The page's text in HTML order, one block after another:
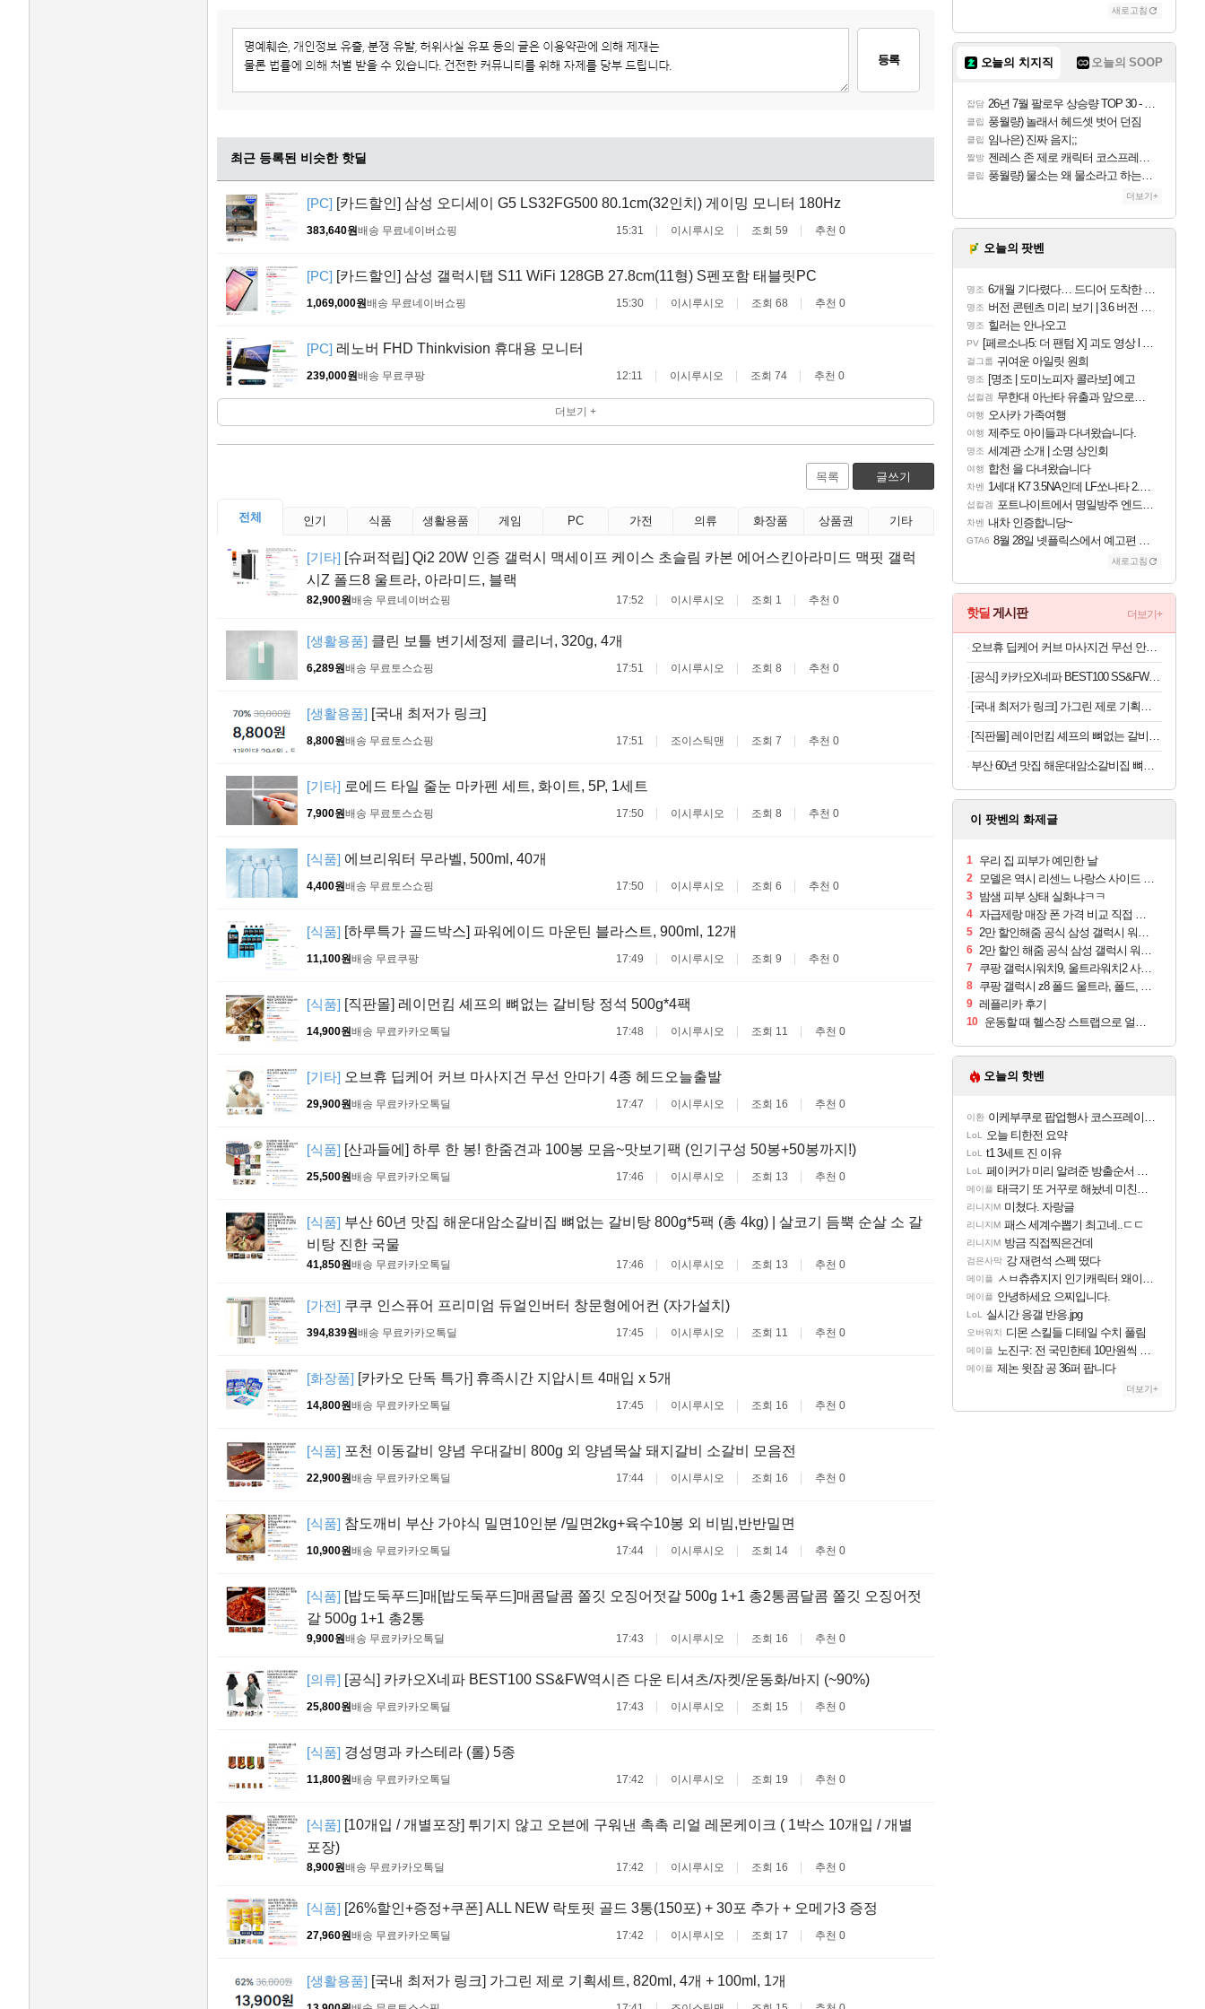
등록
최근 등록된 비슷한 핫딜
[PC] [카드할인] 삼성 오디세이 G5 LS32FG500 80.1cm(32인치) 게이밍 모니터 180Hz
383,640원배송 무료네이버쇼핑 15:31 이시루시오 조회 59 추천 0
[PC] [카드할인] 삼성 갤럭시탭 S11 WiFi 128GB 27.8cm(11형) S펜포함 태블릿PC
1,069,000원배송 무료네이버쇼핑 15:30 이시루시오 조회 68 추천 0
[PC] 레노버 FHD Thinkvision 휴대용 모니터
239,000원배송 무료쿠팡 12:11 이시루시오 조회 74 추천 0
더보기 +
목록 글쓰기
전체 인기 식품 생활용품 게임 PC 가전 의류 화장품 상품권 기타
[기타] [슈퍼적립] Qi2 20W 인증 갤럭시 맥세이프 케이스 초슬림 카본 에어스킨아라미드 맥핏 갤럭
시Z 폴드8 울트라, 아라미드, 블랙
82,900원배송 무료네이버쇼핑 17:52 이시루시오 조회 1 추천 0
[생활용품] 클린 보틀 변기세정제 클리너, 320g, 4개
6,289원배송 무료토스쇼핑 17:51 이시루시오 조회 8 추천 0
[생활용품] [국내 최저가 링크]
8,800원배송 무료토스쇼핑 17:51 조이스틱맨 조회 7 추천 0
[기타] 로에드 타일 줄눈 마카펜 세트, 화이트, 5P, 1세트
7,900원배송 무료토스쇼핑 17:50 이시루시오 조회 8 추천 0
[식품] 에브리워터 무라벨, 500ml, 40개
4,400원배송 무료토스쇼핑 17:50 이시루시오 조회 6 추천 0
[식품] [하루특가 골드박스] 파워에이드 마운틴 블라스트, 900ml, 12개
11,100원배송 무료쿠팡 17:49 이시루시오 조회 9 추천 0
[식품] [직판몰] 레이먼킴 셰프의 뼈없는 갈비탕 정석 500g*4팩
14,900원배송 무료카카오톡딜 17:48 이시루시오 조회 11 추천 0
[기타] 오브휴 딥케어 커브 마사지건 무선 안마기 4종 헤드오늘출발
29,900원배송 무료카카오톡딜 17:47 이시루시오 조회 16 추천 0
[식품] [산과들에] 하루 한 봉! 한줌견과 100봉 모음~맛보기팩 (인기구성 50봉+50봉까지!)
25,500원배송 무료카카오톡딜 17:46 이시루시오 조회 13 추천 0
[식품] 부산 60년 맛집 해운대암소갈비집 뼈없는 갈비탕 800g*5팩 (총 4kg) | 살코기 듬뿍 순살 소 갈
비탕 진한 국물
41,850원배송 무료카카오톡딜 17:46 이시루시오 조회 13 추천 0
[가전] 쿠쿠 인스퓨어 프리미엄 듀얼인버터 창문형에어컨 (자가설치)
394,839원배송 무료카카오톡딜 17:45 이시루시오 조회 11 추천 0
[화장품] [카카오 단독 특가] 휴족시간 지압시트 4매입 x 5개
14,800원배송 무료카카오톡딜 17:45 이시루시오 조회 16 추천 0
[식품] 포천 이동갈비 양념 우대갈비 800g 외 양념목살 돼지갈비 소갈비 모음전
22,900원배송 무료카카오톡딜 17:44 이시루시오 조회 16 추천 0
[식품] 참도깨비 부산 가야식 밀면10인분 /밀면2kg+육수10봉 외 비빔,반반밀면
10,900원배송 무료카카오톡딜 17:44 이시루시오 조회 14 추천 0
[식품] [밥도둑푸드]매[밥도둑푸드]매콤달콤 쫄깃 오징어젓갈 500g 1+1 총2통콤달콤 쫄깃 오징어젓
갈 500g 1+1 총2통
9,900원배송 무료카카오톡딜 17:43 이시루시오 조회 16 추천 0
[의류] [공식] 카카오X네파 BEST100 SS&FW역시즌 다운 티셔츠/자켓/운동화/바지 (~90%)
25,800원배송 무료카카오톡딜 17:43 이시루시오 조회 15 추천 0
[식품] 경성명과 카스테라 (롤) 5종
11,800원배송 무료카카오톡딜 17:42 이시루시오 조회 19 추천 0
[식품] [10개입 / 개별포장] 튀기지 않고 오븐에 구워낸 촉촉 리얼 레몬케이크 ( 1박스 10개입 / 개별
포장)
8,900원배송 무료카카오톡딜 17:42 이시루시오 조회 16 추천 0
[식품] [26%할인+증정+쿠폰] ALL NEW 락토핏 골드 3통(150포) + 30포 추가 + 오메가3 증정
27,960원배송 무료카카오톡딜 17:42 이시루시오 조회 17 추천 0
[생활용품] [국내 최저가 링크] 가그린 제로 기획세트, 820ml, 4개 + 100ml, 1개
새로고침
오늘의 치지직 오늘의 SOOP
잡담 26년 7월 팔로우 상승량 TOP 30 - 월간 치지직
클립 풍월량) 놀래서 헤드셋 벗어 던짐
클립 임나은) 진짜 음지;;
짤방 젠레스 존 제로 캐릭터 코스프레한 꽁주
클립 풍월량) 물소는 왜 물소라고 하는거야? 아! 그만 ㅋㅋ 알았어 ㅋㅋ
더보기+
오늘의 팟벤
명조 6개월 기다렸다… 드디어 도착한 치사 메신저백! 실물 후기
명조 버전 콘텐츠 미리 보기 | 3.6 버전 「신기루 속 등불 그림자, 속세에 깃든 검의 결심」이 8월 20일에 업데이트됩니다!
명조 힐러는 안나오고
PV [페르소나5: 더 팬텀 X] 괴도 영상 l 타카마키 안·댄싱 스타
걸그룹 귀여운 아일릿 원희
명조 [명조 | 도미노피자 콜라보] 예고
섭컬겜 무한대 아난타 유출과 앞으로의 예상 (루머)
여행 오사카 가족여행
여행 제주도 아이들과 다녀왔습니다.
명조 세계관 소개 | 소명 상인회
여행 합천 을 다녀왔습니다
차벤 1세대 K7 3.5NA인데 LF쏘나타 2.0NA 기변하면 유류비 절약이 얼마나 될까요..?
섭컬겜 포트나이트에서 명일방주 엔드필드 [펠리카] 판매 예정
차벤 내차 인증합니당~
GTA6 8월 28일 넷플릭스에서 예고편 공개 예정
새로고침
핫딜 게시판 더보기+
오브휴 딥케어 커브 마사지건 무선 안마기 4종 헤드오늘출발
[공식] 카카오X네파 BEST100 SS&FW역시즌 다운 티셔츠/자켓/운동화/바지 (~90%)
[국내 최저가 링크] 가그린 제로 기획세트, 820ml, 4개 + 100ml, 1개
[직판몰] 레이먼킴 셰프의 뼈없는 갈비탕 정석 500g*4팩
부산 60년 맛집 해운대암소갈비집 뼈없는 갈비탕 800g*5팩 (총 4kg) | 살코기 듬뿍 순살 소 갈비탕 진한 국물
이 팟벤의 화제글
1 우리 집 피부가 예민한 날
2 모델은 역시 리센느 나랑스 사이드 1.25L 1박스
3 밤샘 피부 상태 실화냐ㅋㅋ
4 자급제랑 매장 폰 가격 비교 직접 안가도 되네요
5 2만 할인해줌 공식 삼성 갤럭시 워치9 크림, 40mm, 블루투스
6 2만 할인 해줌 공식 삼성 갤럭시 워치9 실버, 44mm, 블루투스
7 쿠팡 갤럭시워치9, 울트라워치2 사전구매 혜택 받아보세요
8 쿠팡 갤럭시 z8 폴드 울트라, 폴드, 플립 사전예약
9 레플리카 후기
10 운동할 때 헬스장 스트랩으로 얼굴 만졌다가 볼 뒤집어짐
오늘의 핫벤
이환 이케부쿠로 팝업행사 코스프레이어들!!
LoL 오늘 티한전 요약
LoL t1 3세트 진 이유
LoL 페이커가 미리 알려준 방출순서 ㄷㄷㄷㄷ
메이플 태극기 또 거꾸로 해놨네 미친것들 ㅋㅋㅋ
리니지M 미쳤다. 자랑글
리니지M 패스 세계수뽑기 최고네..ㄷㄷ
리니지M 방금 직접찍은건데
검은사막 강 재련석 스펙 떴다
메이플 ㅅㅂ츄츄지지 인기캐릭터 왜이러는데?
메이플 안녕하세요 으찌입니다.
LoL 실시간 응갤 반응.jpg
오버워치 디몬 스킬들 디테일 수치 풀림
메이플 노진구: 전 국민한테 10만원씩 줄거야.gif
메이플 제논 윗잠 공 36퍼 팝니다
더보기+